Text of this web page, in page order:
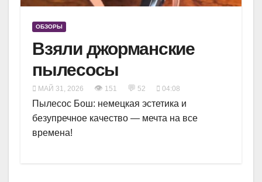
ОБЗОРЫ
Взяли джорманские
пылесосы
МАЙ 31, 2026 👁 151 💬 52 04:08
Пылесос Бош: немецкая эстетика и
безупречное качество — мечта на все
времена!